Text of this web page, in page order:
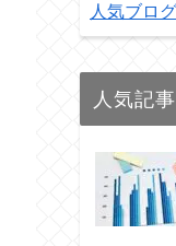
人気ブロ
人気記事